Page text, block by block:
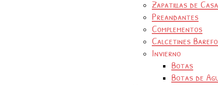
Zapatillas de Casa
Preandantes
Complementos
Calcetines
Invierno
Botas
Botas de